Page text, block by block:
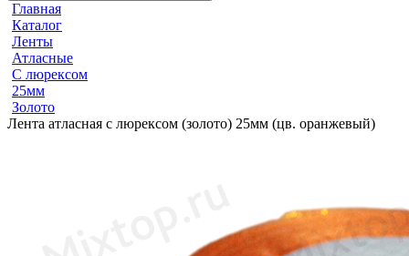
Главная
Каталог
Ленты
Атласные
С люрексом
25мм
Золото
Лента атласная с люрексом (золото) 25мм (цв. оранжевый)